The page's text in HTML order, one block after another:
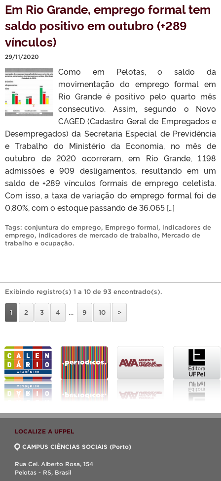
Em Rio Grande, emprego formal tem
saldo positivo em outubro (+289
vínculos)
29/11/2020
Como em Pelotas, o saldo da
movimentação do emprego formal em
Rio Grande é positivo pelo quarto mês
consecutivo. Assim, segundo o Novo
CAGED (Cadastro Geral de Empregados e
Desempregados) da Secretaria Especial de Previdência
e Trabalho do Ministério da Economia, no mês de
outubro de 2020 ocorreram, em Rio Grande, 1.198
admissões e 909 desligamentos, resultando em um
saldo de +289 vínculos formais de emprego celetista.
Com isso, a taxa de variação do emprego formal foi de
0,80%, com o estoque passando de 36.065 […]
Tags: conjuntura do emprego, Emprego formal, indicadores de
emprego, indicadores de mercado de trabalho, Mercado de
trabalho e ocupação.
Exibindo registro(s) 1 a 10 de 93 encontrado(s).
1 2 3 4 … 9 10 >
LOCALIZE A UFPEL
CAMPUS CIÊNCIAS SOCIAIS (Porto)
Rua Cel. Alberto Rosa, 154
Pelotas - RS, Brasil